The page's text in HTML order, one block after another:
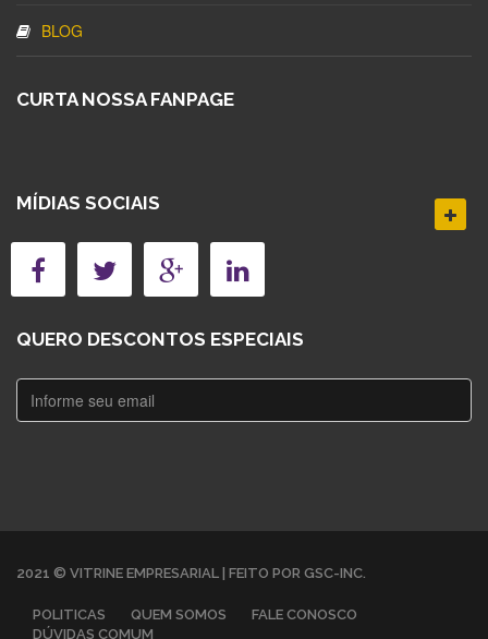
BLOG
CURTA NOSSA FANPAGE
MÍDIAS SOCIAIS
QUERO DESCONTOS ESPECIAIS
2021 © VITRINE EMPRESARIAL | FEITO POR GSC-INC.
POLITICAS QUEM SOMOS
FALE CONOSCO
DÚVIDAS COMUM